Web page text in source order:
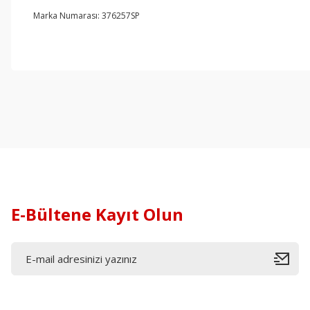
Marka Numarası: 376257SP
E-Bültene Kayıt Olun